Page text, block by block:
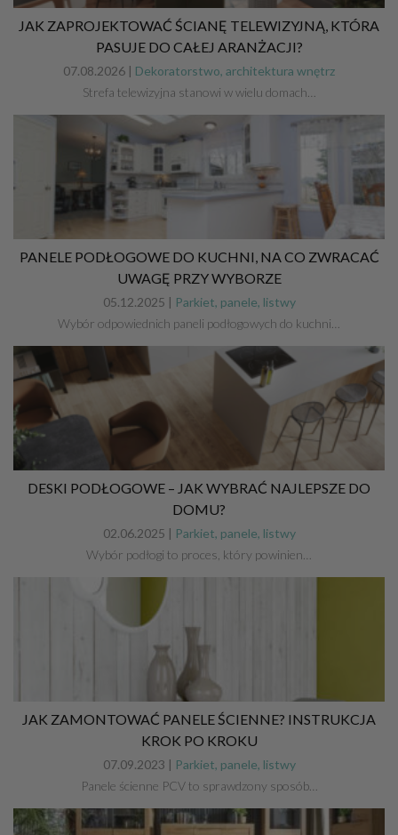
JAK ZAPROJEKTOWAĆ ŚCIANĘ TELEWIZYJNĄ, KTÓRA
PASUJE DO CAŁEJ ARANŻACJI?
07.08.2026 | Dekoratorstwo, architektura wnętrz
Strefa telewizyjna stanowi w wielu domach…
PANELE PODŁOGOWE DO KUCHNI, NA CO ZWRACAĆ
UWAGĘ PRZY WYBORZE
05.12.2025 | Parkiet, panele, listwy
Wybór odpowiednich paneli podłogowych do kuchni…
DESKI PODŁOGOWE – JAK WYBRAĆ NAJLEPSZE DO
DOMU?
02.06.2025 | Parkiet, panele, listwy
Wybór podłogi to proces, który powinien…
JAK ZAMONTOWAĆ PANELE ŚCIENNE? INSTRUKCJA
KROK PO KROKU
07.09.2023 | Parkiet, panele, listwy
Panele ścienne PCV to sprawdzony sposób…